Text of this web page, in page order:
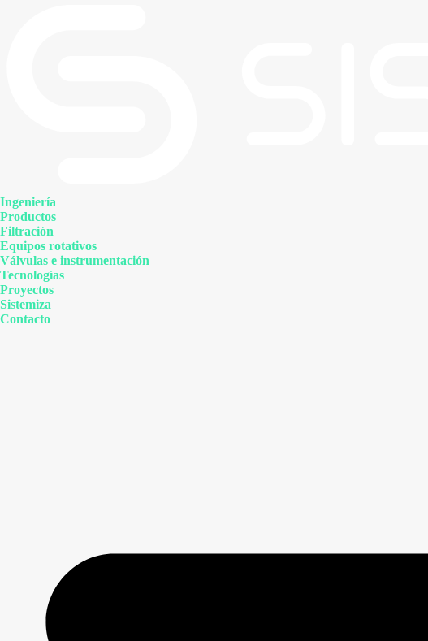
Ingeniería
Productos
Filtración
Equipos rotativos
Válvulas e instrumentación
Tecnologías
Proyectos
Sistemiza
Contacto